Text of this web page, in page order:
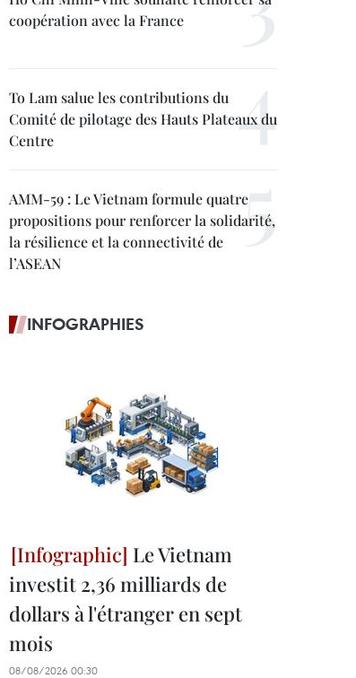
coopération avec la France
To Lam salue les contributions du
Comité de pilotage des Hauts Plateaux du
Centre
AMM-59 : Le Vietnam formule quatre
propositions pour renforcer la solidarité,
la résilience et la connectivité de
l’ASEAN
INFOGRAPHIES
Le Vietnam
investit 2,36 milliards de
dollars à l'étranger en sept
mois
08/08/2026 00:30